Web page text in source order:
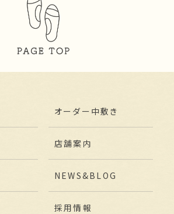
オーダー中敷き
店舗案内
NEWS&BLOG
採用情報